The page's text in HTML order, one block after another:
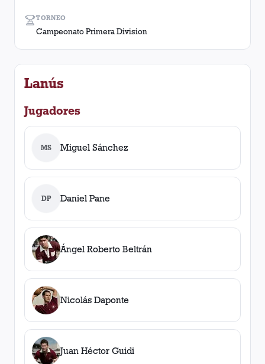
TORNEO
Campeonato Primera Division
Lanús
Jugadores
MS Miguel Sánchez
DP Daniel Pane
Ángel Roberto Beltrán
Nicolás Daponte
Juan Héctor Guidi